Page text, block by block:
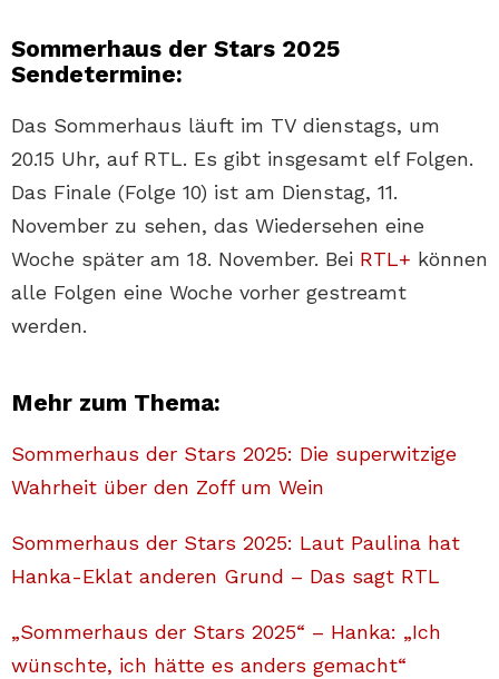
Sommerhaus der Stars 2025
Sendetermine:
Das Sommerhaus läuft im TV dienstags, um
20.15 Uhr, auf RTL. Es gibt insgesamt elf Folgen.
Das Finale (Folge 10) ist am Dienstag, 11.
November zu sehen, das Wiedersehen eine
Woche später am 18. November. Bei RTL+ können
alle Folgen eine Woche vorher gestreamt
werden.
Mehr zum Thema:
Sommerhaus der Stars 2025: Die superwitzige
Wahrheit über den Zoff um Wein
Sommerhaus der Stars 2025: Laut Paulina hat
Hanka-Eklat anderen Grund – Das sagt RTL
„Sommerhaus der Stars 2025“ – Hanka: „Ich
wünschte, ich hätte es anders gemacht“